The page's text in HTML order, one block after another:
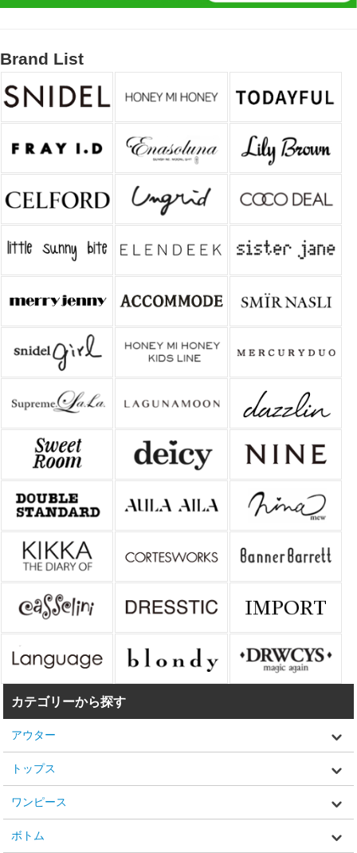
Brand List
カテゴリーから探す
アウター
トップス
ワンピース
ボトム